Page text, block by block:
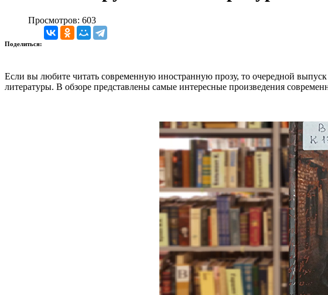
Просмотров: 603
Поделиться:
Если вы любите читать современную иностранную прозу, то очередной
литературы. В обзоре представлены самые интересные произведения